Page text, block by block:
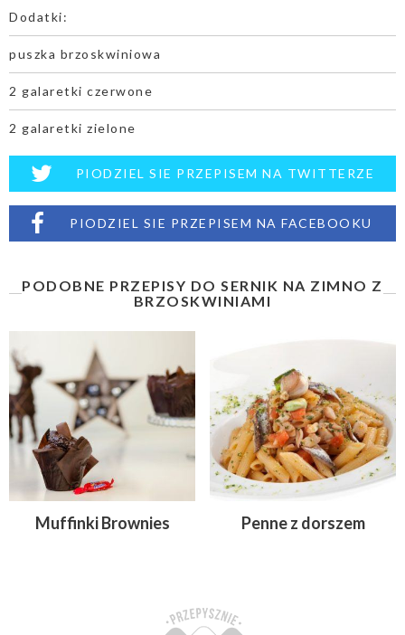
Dodatki:
puszka brzoskwiniowa
2 galaretki czerwone
2 galaretki zielone
PIODZIEL SIE PRZEPISEM NA TWITTERZE
PIODZIEL SIE PRZEPISEM NA FACEBOOKU
PODOBNE PRZEPISY DO SERNIK NA ZIMNO Z
BRZOSKWINIAMI
Muffinki Brownies Penne z dorszem